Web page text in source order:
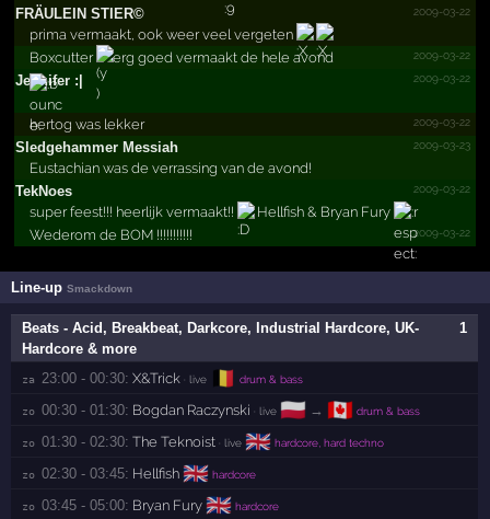
FRÄULEIN STIER©
2009-03-22
prima vermaakt, ook weer veel vergeten
2009-03-22
Boxcutter
erg goed vermaakt de hele avond
Jennifer :|
2009-03-22
2009-03-22
hertog was lekker
Sledge­hammer Messiah
2009-03-23
Eustachian was de verrassing van de avond!
TekNoes
2009-03-22
super feest!!! heerlijk vermaakt!! Hellfish & Bryan Fury
2009-03-22
Wederom de BOM !!!!!!!!!!!
Line-upSmackdown
1
Beats - Acid, Breakbeat, Darkcore, Industrial Hardcore, UK-
Hardcore & more
za 23:00 - 00:30: X&Trick · live 🇧🇪 drum & bass
zo 00:30 - 01:30: Bogdan Raczynski · live 🇵🇱 → 🇨🇦 drum & bass
zo 01:30 - 02:30: The Teknoist · live 🇬🇧 hardcore, hard techno
zo 02:30 - 03:45: Hellfish 🇬🇧 hardcore
zo 03:45 - 05:00: Bryan Fury 🇬🇧 hardcore